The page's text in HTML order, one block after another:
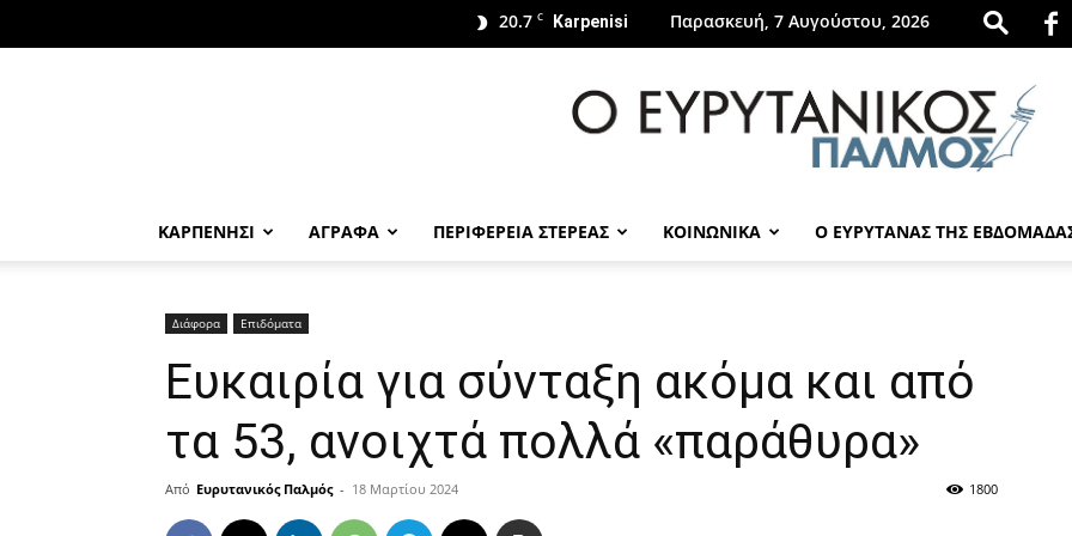
20.7 C Karpenisi Παρασκευή, 7 Αυγούστου, 2026
ΚΑΡΠΕΝΗΣΙ ΑΓΡΑΦΑ ΠΕΡΙΦΕΡΕΙΑ ΣΤΕΡΕΑΣ ΚΟΙΝΩΝΙΚΑ Ο ΕΥΡΥΤΑΝΑΣ ΤΗΣ
Διάφορα Επιδόματα
Ευκαιρία για σύνταξη ακόμα και από
τα 53, ανοιχτά πολλά «παράθυρα»
Από Ευρυτανικός Παλμός - 18 Μαρτίου 2024 1800